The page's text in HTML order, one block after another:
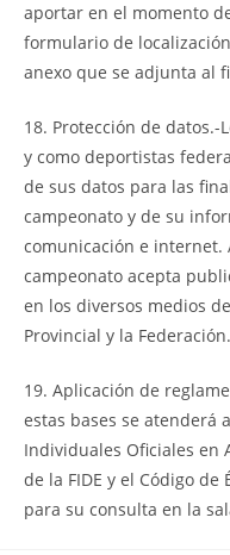
aportar en el momento
formulario de
anexo que se adjunta al
18. Protección de
y como deportistas
de sus datos para las
campeonato y de su
comunicación e internet.
campeonato acepta
en los diversos medios
Provincial y la Federación.
19. Aplicación de
estas bases se atenderá
Individuales Oficiales en
de la FIDE y el Código
para su consulta en la